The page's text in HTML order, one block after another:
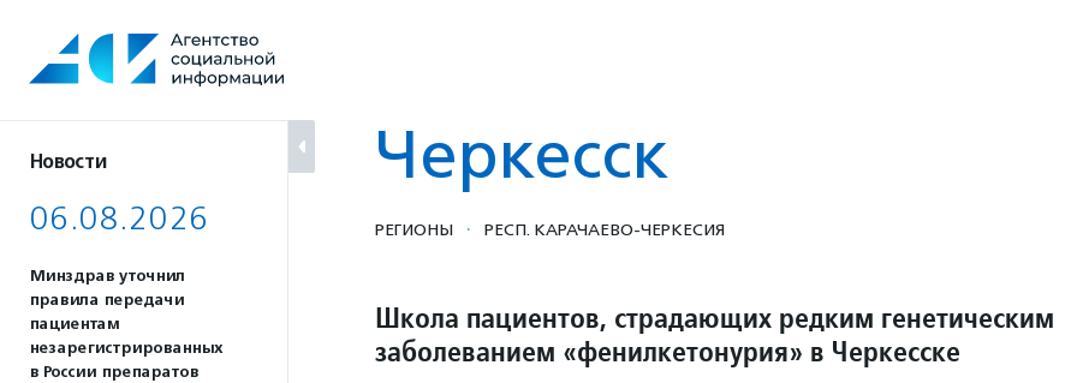
содержанию
Новости
06.08.2026
Минздрав уточнил
правила передачи
пациентам
незарегистрированных
в России препаратов
Черкесск
РЕГИОНЫ · РЕСП. КАРАЧАЕВО-ЧЕРКЕСИЯ
Школа пациентов, страдающих редким генетическим
заболеванием «фенилкетонурия» в Черкесске